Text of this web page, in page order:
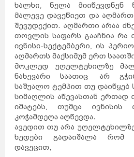
ხალხი, ნელა მიიწევდნენ
მალევე დავეწიეთ და
შევუდექით. აღმართი არაა
თოვლის საფარს გააჩნია რა
ივნისი-სექტემბერი, ის
აღმართს მაქსიმუმ ერთ
მოკლედ უღელტეხილზე
ნახევარი საათიც არ
საშუალო ტემპით თუ დაიწყებ
სიმაღლის აწევასთან ერთად
იმატებს, თუმცა
კოჭამდეღა აღწევდა.
ავედით თუ არა უღელტეხილზე
ხედები გადაიშალა რომ
დავეცით,